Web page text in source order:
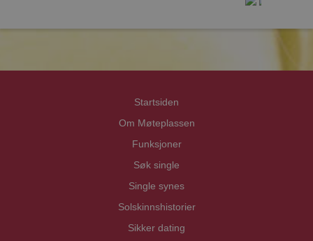
Startsiden
Om Møteplassen
Funksjoner
Søk single
Single synes
Solskinnshistorier
Sikker dating